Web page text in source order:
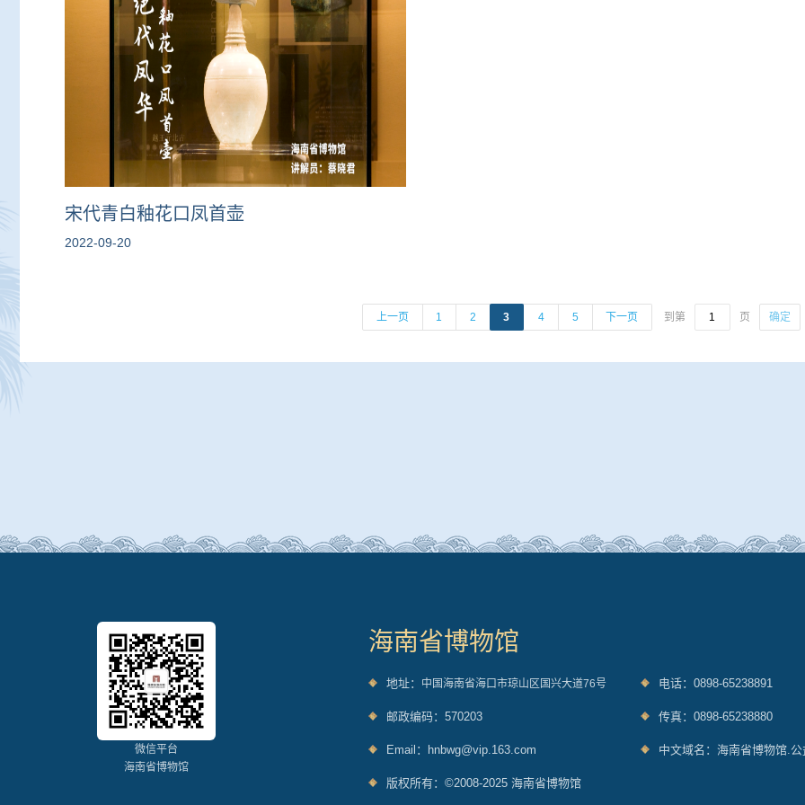
宋代青白釉花口凤首壶
2022-09-20
上一页 1 2 3 4 5 下一页 到第 页 确定
微信平台
海南省博物馆
海南省博物馆
地址： 中国海南省海口市琼山区国兴大道76号 电话：0898-65238891
邮政编码：570203 传真：0898-65238880
Email：hnbwg@vip.163.com 中文域名：海南省博物馆.公
版权所有：©2008-2025 海南省博物馆